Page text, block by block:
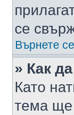
се
Върнете
» Как
Като
тема ще